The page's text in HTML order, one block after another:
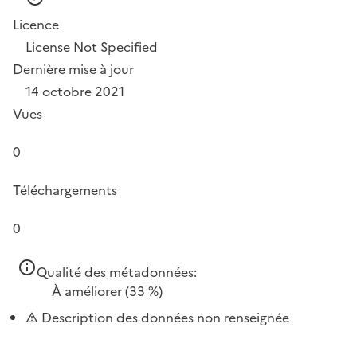
Licence
License Not Specified
Dernière mise à jour
14 octobre 2021
Vues
0
Téléchargements
0
Qualité des métadonnées:
À améliorer(33 %)
Description des données non renseignée